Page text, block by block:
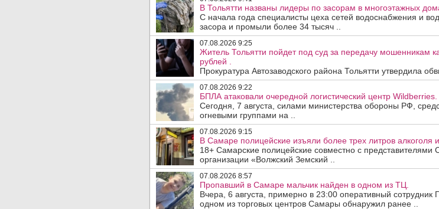
В Тольятти названы лидеры по засорам в многоэтажных
С начала года специалисты цеха сетей водоснабжения и
засора и промыли более 34 тысяч ..
07.08.2026 9:25
Житель Тольятти пойдет под суд за передачу мошенникам
рублей .
Прокуратура Автозаводского района Тольятти утвердила
07.08.2026 9:22
БПЛА атаковали очередной логистический центр Wildberries.
Сегодня, 7 августа, силами министерства обороны РФ,
огневыми группами на ..
07.08.2026 9:15
В Самаре полицейские изъяли более трех литров алкоголя
18+ Самарские полицейские совместно с
организации «Волжский Земский ..
07.08.2026 8:57
Пропавший в Самаре мальчик найден в одном из ТЦ.
Вчера, 6 августа, примерно в 23:00 оперативный
одном из торговых центров Самары обнаружил ранее ..